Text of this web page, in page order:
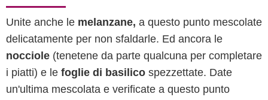
Unite anche le melanzane, a questo punto mescolate
delicatamente per non sfaldarle. Ed ancora le
nocciole (tenetene da parte qualcuna per completare
i piatti) e le foglie di basilico spezzettate. Date
un'ultima mescolata e verificate a questo punto